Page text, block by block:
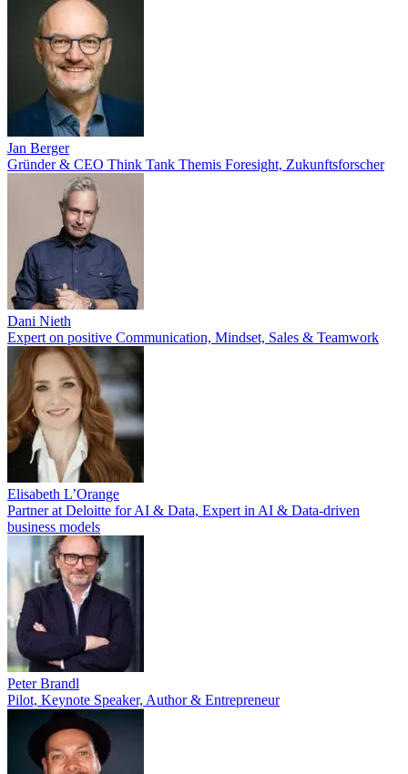
Jan Berger
Gründer & CEO Think Tank Themis Foresight, Zukunftsforscher
Dani Nieth
Expert on positive Communication, Mindset, Sales & Teamwork
Elisabeth L’Orange
Partner at Deloitte for AI & Data, Expert in AI & Data-driven
business models
Peter Brandl
Pilot, Keynote Speaker, Author & Entrepreneur